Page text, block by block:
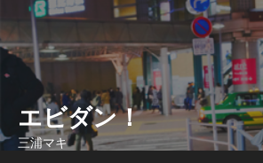
エビダン！
三浦マキ